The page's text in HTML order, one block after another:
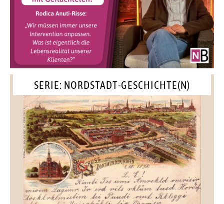
SERIE: NORDSTADT-GESCHICHTE(N)